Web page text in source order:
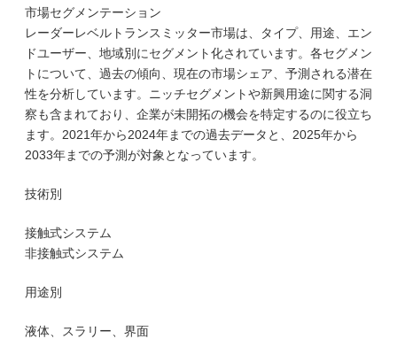
市場セグメンテーション
レーダーレベルトランスミッター市場は、タイプ、用途、エン
ドユーザー、地域別にセグメント化されています。各セグメン
トについて、過去の傾向、現在の市場シェア、予測される潜在
性を分析しています。ニッチセグメントや新興用途に関する洞
察も含まれており、企業が未開拓の機会を特定するのに役立ち
ます。2021年から2024年までの過去データと、2025年から
2033年までの予測が対象となっています。
技術別
接触式システム
非接触式システム
用途別
液体、スラリー、界面